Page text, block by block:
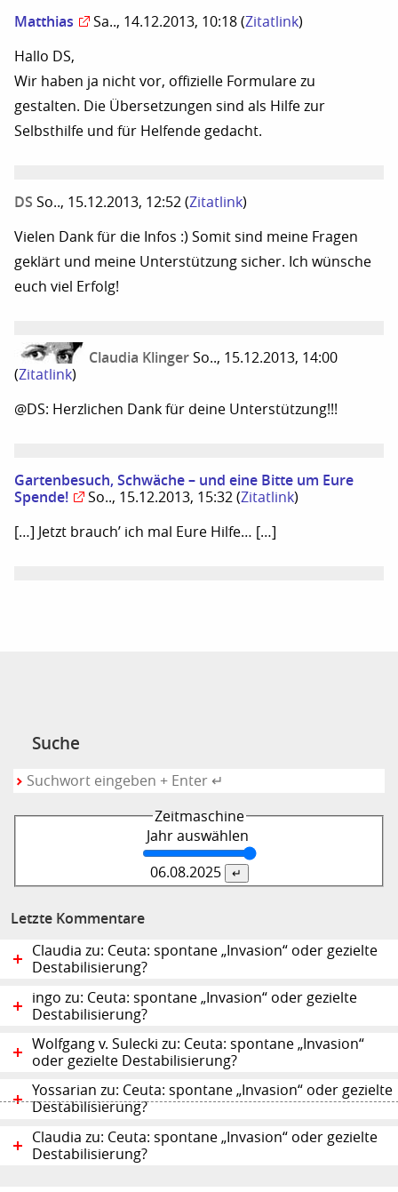
Matthias Sa.., 14.12.2013, 10:18 (Zitatlink)
Hallo DS,
Wir haben ja nicht vor, offizielle Formulare zu
gestalten. Die Übersetzungen sind als Hilfe zur
Selbsthilfe und für Helfende gedacht.
DS So.., 15.12.2013, 12:52 (Zitatlink)
Vielen Dank für die Infos :) Somit sind meine Fragen
geklärt und meine Unterstützung sicher. Ich wünsche
euch viel Erfolg!
Claudia Klinger So.., 15.12.2013, 14:00
(Zitatlink)
@DS: Herzlichen Dank für deine Unterstützung!!!
Gartenbesuch, Schwäche – und eine Bitte um Eure
Spende!
So.., 15.12.2013, 15:32 (Zitatlink)
[…] Jetzt brauch’ ich mal Eure Hilfe… […]
Suche
Zeitmaschine
Jahr auswählen
06.08.2025
Letzte Kommentare
Claudia zu: Ceuta: spontane „Invasion“ oder gezielte
Destabilisierung?
ingo zu: Ceuta: spontane „Invasion“ oder gezielte
Destabilisierung?
Wolfgang v. Sulecki zu: Ceuta: spontane „Invasion“
oder gezielte Destabilisierung?
Yossarian zu: Ceuta: spontane „Invasion“ oder gezielte
Destabilisierung?
Claudia zu: Ceuta: spontane „Invasion“ oder gezielte
Destabilisierung?